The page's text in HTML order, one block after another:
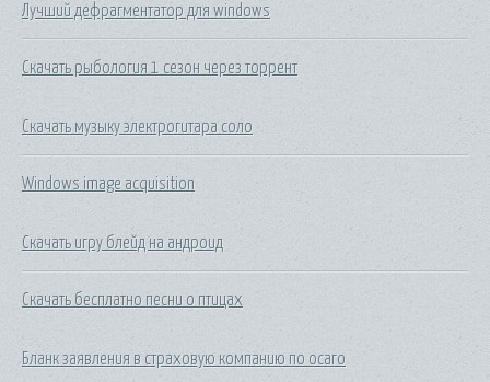
Лучший дефрагментатор для windows
Скачать рыбология 1 сезон через торрент
Скачать музыку электрогитара соло
Windows image acquisition
Скачать игру блейд на андроид
Скачать бесплатно песни о птицах
Бланк заявления в страховую компанию по осаго